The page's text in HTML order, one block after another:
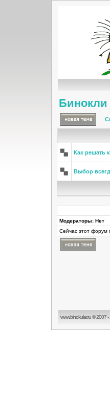
Бинокли
Как решать
Выбор
Модераторы: Нет
Сейчас этот форум
www.binokular.ru © 2007 -